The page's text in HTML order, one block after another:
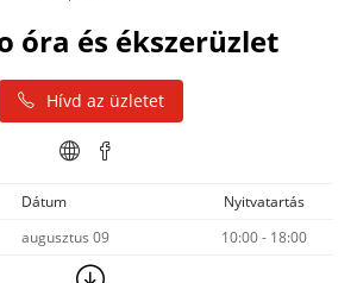
óra és ékszerüzlet
Hívd az üzletet
Dátum
Nyitvatartás
augusztus 09 10:00 - 18:00